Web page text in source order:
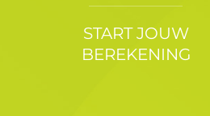
START JOUW
BEREKENING